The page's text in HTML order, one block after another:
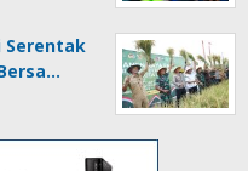
Serentak